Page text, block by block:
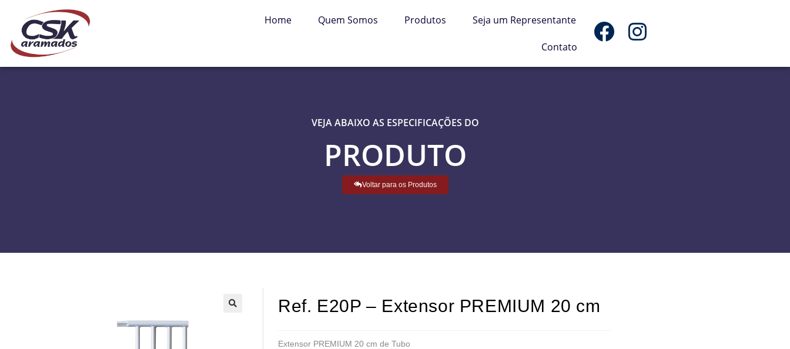
Home Quem Somos Produtos Seja um Representante
Contato
VEJA ABAIXO AS ESPECIFICAÇÕES DO
PRODUTO
Voltar para os Produtos
Ref. E20P – Extensor PREMIUM 20 cm
Extensor PREMIUM 20 cm de Tubo